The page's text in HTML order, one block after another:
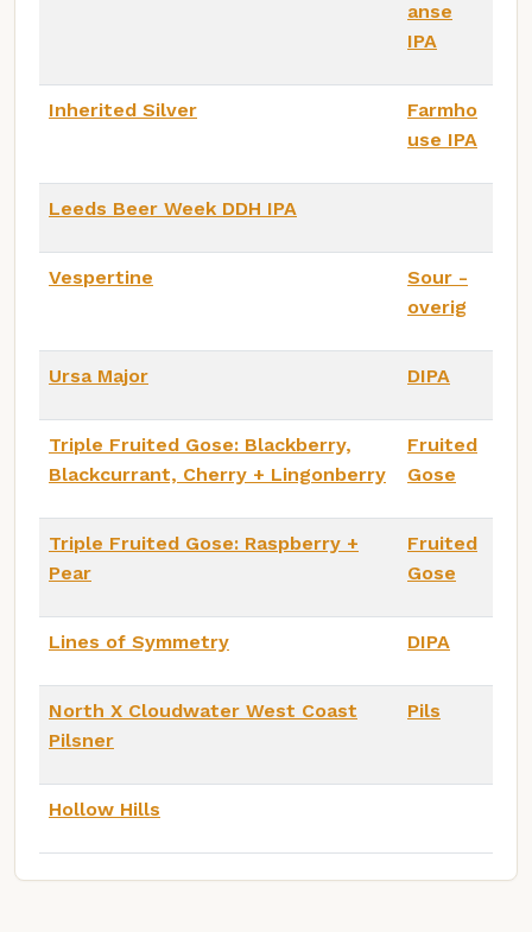
anse
IPA
Inherited Silver
Farmho
use IPA
Leeds Beer Week DDH IPA
Vespertine
Sour -
overig
Ursa Major DIPA
Triple Fruited Gose: Blackberry,
Blackcurrant, Cherry + Lingonberry
Fruited
Gose
Triple Fruited Gose: Raspberry +
Pear
Fruited
Gose
Lines of Symmetry DIPA
North X Cloudwater West Coast
Pilsner
Pils
Hollow Hills